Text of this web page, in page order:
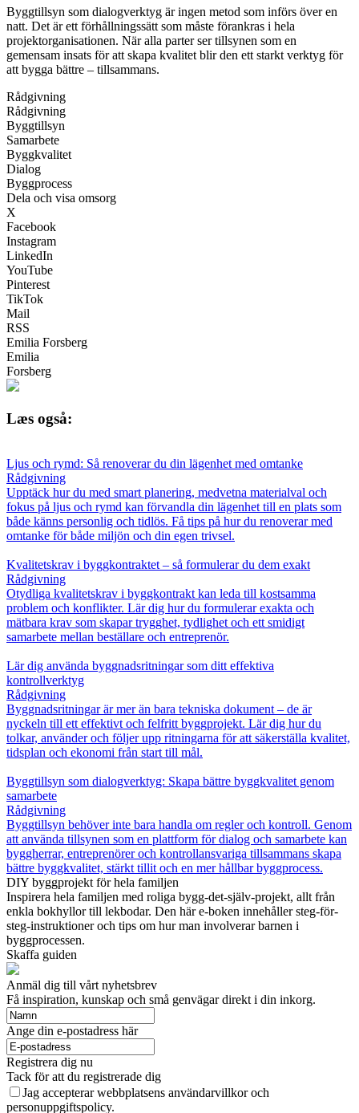
Byggtillsyn som dialogverktyg är ingen metod som införs över en
natt. Det är ett förhållningssätt som måste förankras i hela
projektorganisationen. När alla parter ser tillsynen som en
gemensam insats för att skapa kvalitet blir den ett starkt verktyg för
att bygga bättre – tillsammans.
Rådgivning
Rådgivning
Byggtillsyn
Samarbete
Byggkvalitet
Dialog
Byggprocess
Dela och visa omsorg
X
Facebook
Instagram
LinkedIn
YouTube
Pinterest
TikTok
Mail
RSS
Emilia Forsberg
Emilia
Forsberg
Læs også:
Ljus och rymd: Så renoverar du din lägenhet med omtanke
Rådgivning
Upptäck hur du med smart planering, medvetna materialval och
fokus på ljus och rymd kan förvandla din lägenhet till en plats som
både känns personlig och tidlös. Få tips på hur du renoverar med
omtanke för både miljön och din egen trivsel.
Kvalitetskrav i byggkontraktet – så formulerar du dem exakt
Rådgivning
Otydliga kvalitetskrav i byggkontrakt kan leda till kostsamma
problem och konflikter. Lär dig hur du formulerar exakta och
mätbara krav som skapar trygghet, tydlighet och ett smidigt
samarbete mellan beställare och entreprenör.
Lär dig använda byggnadsritningar som ditt effektiva
kontrollverktyg
Rådgivning
Byggnadsritningar är mer än bara tekniska dokument – de är
nyckeln till ett effektivt och felfritt byggprojekt. Lär dig hur du
tolkar, använder och följer upp ritningarna för att säkerställa kvalitet,
tidsplan och ekonomi från start till mål.
Byggtillsyn som dialogverktyg: Skapa bättre byggkvalitet genom
samarbete
Rådgivning
Byggtillsyn behöver inte bara handla om regler och kontroll. Genom
att använda tillsynen som en plattform för dialog och samarbete kan
byggherrar, entreprenörer och kontrollansvariga tillsammans skapa
bättre byggkvalitet, stärkt tillit och en mer hållbar byggprocess.
DIY byggprojekt för hela familjen
Inspirera hela familjen med roliga bygg-det-själv-projekt, allt från
enkla bokhyllor till lekbodar. Den här e-boken innehåller steg-för-
steg-instruktioner och tips om hur man involverar barnen i
byggprocessen.
Skaffa guiden
Anmäl dig till vårt nyhetsbrev
Få inspiration, kunskap och små genvägar direkt i din inkorg.
Ange din e-postadress här
Registrera dig nu
Tack för att du registrerade dig
Jag accepterar webbplatsens användarvillkor och
personuppgiftspolicy.